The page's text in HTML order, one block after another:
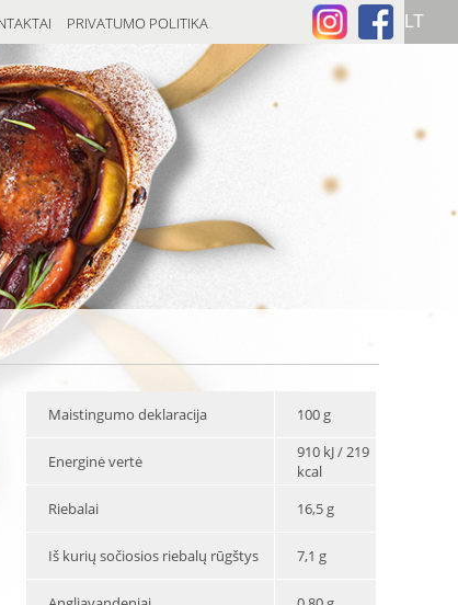
PRIVATUMO POLITIKA
Maistingumo deklaracija 100 g
Energinė vertė
910 kJ / 219
kcal
Riebalai
16,5 g
Iš kurių sočiosios riebalų rūgštys 7,1 g